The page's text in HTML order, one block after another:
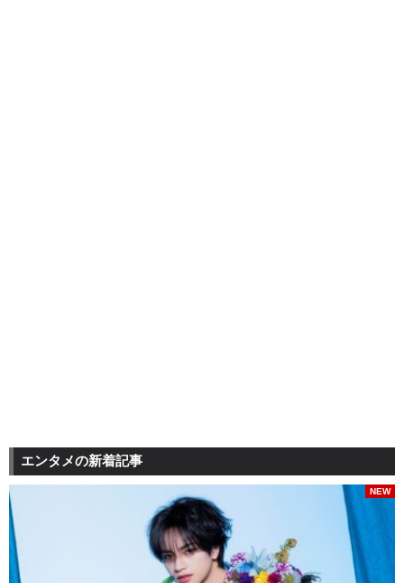
エンタメの新着記事
NEW